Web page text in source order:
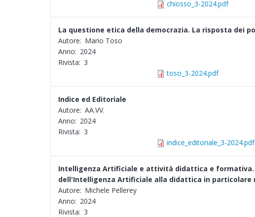
chiosso_3-2024.pdf
La questione etica della democrazia. La risposta dei
Autore: Mario Toso
Anno: 2024
Rivista: 3
toso_3-2024.pdf
Indice ed Editoriale
Autore: AA.VV.
Anno: 2024
Rivista: 3
indice_editoriale_3-2024.pdf
Intelligenza Artificiale e attività didattica e
dell'Intelligenza Artificiale alla didattica in particolare
Autore: Michele Pellerey
Anno: 2024
Rivista: 3